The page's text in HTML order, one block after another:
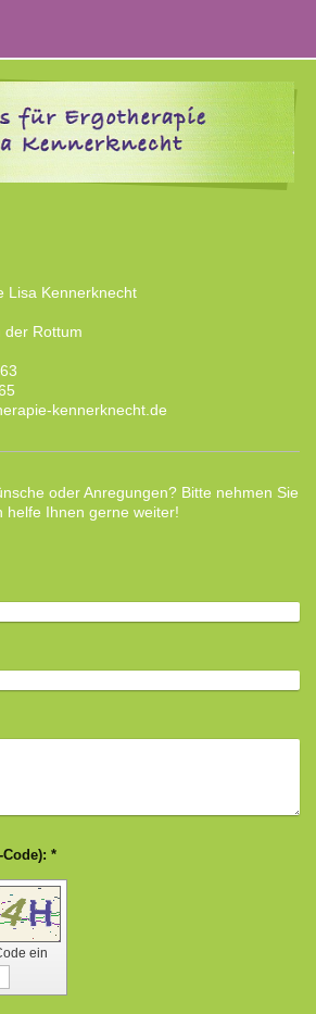
Lisa Kennerknecht
der Rottum
kennerknecht.de
oder Anregungen? Bitte nehmen Sie
helfe Ihnen gerne weiter!
Captcha (Spam-Schutz-Code): *
ein